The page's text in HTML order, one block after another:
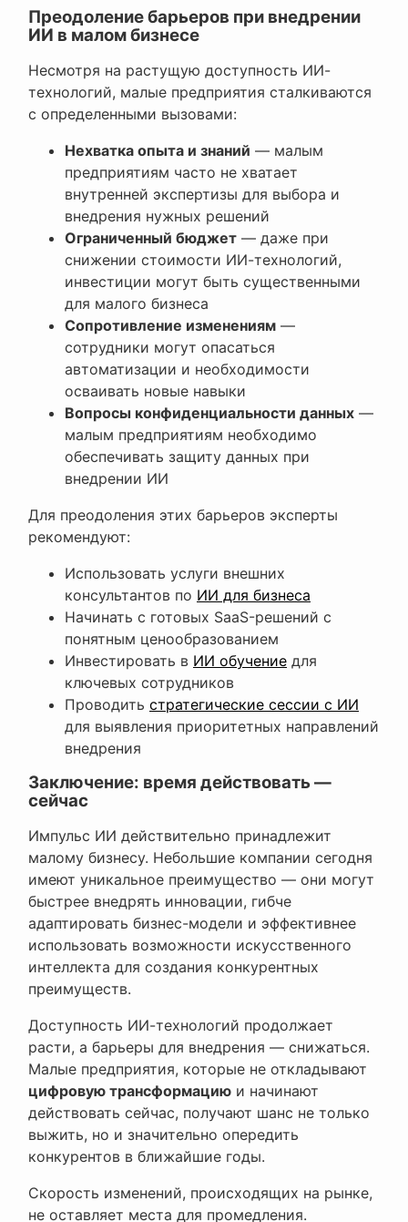
Преодоление барьеров при внедрении
ИИ в малом бизнесе
Несмотря на растущую доступность ИИ-
технологий, малые предприятия сталкиваются
с определенными вызовами:
Нехватка опыта и знаний — малым
предприятиям часто не хватает
внутренней экспертизы для выбора и
внедрения нужных решений
Ограниченный бюджет — даже при
снижении стоимости ИИ-технологий,
инвестиции могут быть существенными
для малого бизнеса
Сопротивление изменениям —
сотрудники могут опасаться
автоматизации и необходимости
осваивать новые навыки
Вопросы конфиденциальности данных —
малым предприятиям необходимо
обеспечивать защиту данных при
внедрении ИИ
Для преодоления этих барьеров эксперты
рекомендуют:
Использовать услуги внешних
консультантов по ИИ для бизнеса
Начинать с готовых SaaS-решений с
понятным ценообразованием
Инвестировать в ИИ обучение для
ключевых сотрудников
Проводить стратегические сессии с ИИ
для выявления приоритетных направлений
внедрения
Заключение: время действовать —
сейчас
Импульс ИИ действительно принадлежит
малому бизнесу. Небольшие компании сегодня
имеют уникальное преимущество — они могут
быстрее внедрять инновации, гибче
адаптировать бизнес-модели и эффективнее
использовать возможности искусственного
интеллекта для создания конкурентных
преимуществ.
Доступность ИИ-технологий продолжает
расти, а барьеры для внедрения — снижаться.
Малые предприятия, которые не откладывают
цифровую трансформацию и начинают
действовать сейчас, получают шанс не только
выжить, но и значительно опередить
конкурентов в ближайшие годы.
Скорость изменений, происходящих на рынке,
не оставляет места для промедления.